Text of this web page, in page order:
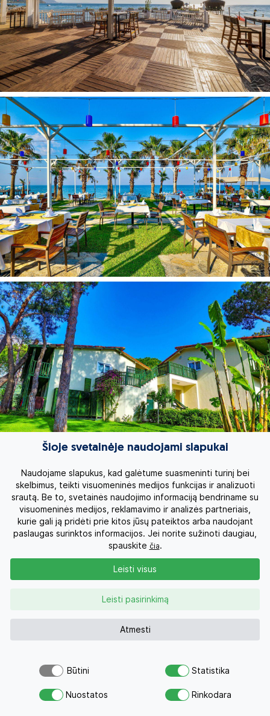
Savo svajonių atostogoms
Šioje svetainėje naudojami slapukai
Naudojame slapukus, kad galėtume suasmeninti turinį bei
skelbimus, teikti visuomeninės medijos funkcijas ir analizuoti
srautą. Be to, svetainės naudojimo informaciją bendriname su
visuomeninės medijos, reklamavimo ir analizės partneriais,
kurie gali ją pridėti prie kitos jūsų pateiktos arba naudojant
paslaugas surinktos informacijos. Jei norite sužinoti daugiau,
spauskite čia.
Atmesti
Leisti pasirinkimą
Leisti visus
Būtini Statistika
Nuostatos Rinkodara